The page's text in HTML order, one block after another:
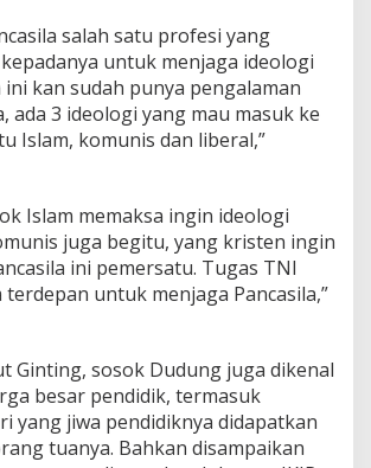
p
n
a
n
A
a
h
salah satu profesi yang
untuk menjaga ideologi
ini kan sudah punya pengalaman
ada 3 ideologi yang mau masuk ke
Islam, komunis dan liberal,”
Islam memaksa ingin ideologi
juga begitu, yang kristen ingin
ini pemersatu. Tugas TNI
terdepan untuk menjaga Pancasila,”
Ginting, sosok Dudung juga dikenal
besar pendidik, termasuk
yang jiwa pendidiknya didapatkan
tuanya. Bahkan disampaikan